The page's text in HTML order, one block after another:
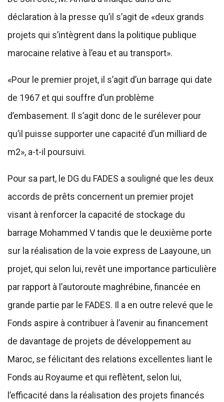
déclaration à la presse qu’il s’agit de «deux grands
projets qui s’intègrent dans la politique publique
marocaine relative à l’eau et au transport».
«Pour le premier projet, il s’agit d’un barrage qui date
de 1967 et qui souffre d’un problème
d’embasement. Il s’agit donc de le surélever pour
qu’il puisse supporter une capacité d’un milliard de
m2», a-t-il poursuivi.
Pour sa part, le DG du FADES a souligné que les deux
accords de prêts concernent un premier projet
visant à renforcer la capacité de stockage du
barrage Mohammed V tandis que le deuxième porte
sur la réalisation de la voie express de Laayoune, un
projet, qui selon lui, revêt une importance particulière
par rapport à l’autoroute maghrébine, financée en
grande partie par le FADES. Il a en outre relevé que le
Fonds aspire à contribuer à l’avenir au financement
de davantage de projets de développement au
Maroc, se félicitant des relations excellentes liant le
Fonds au Royaume et qui reflètent, selon lui,
l’efficacité dans la réalisation des projets financés